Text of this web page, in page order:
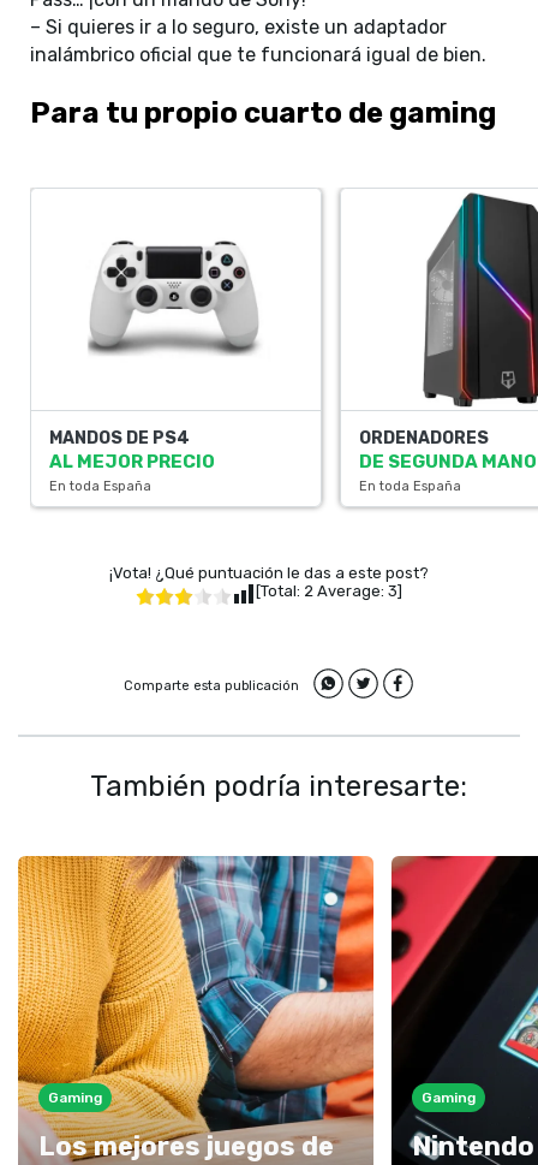
– Si quieres ir a lo seguro, existe un adaptador
inalámbrico oficial que te funcionará igual de bien.
Para tu propio cuarto de gaming
MANDOS DE PS4
AL MEJOR PRECIO
En toda España
ORDENADORES
DE SEGUNDA MANO
En toda España
¡Vota! ¿Qué puntuación le das a este post?
[Total: 2 Average: 3]
Comparte esta publicación
También podría interesarte:
Gaming
Los mejores juegos de
Gaming